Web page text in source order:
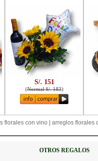
S/. 151
(Normal S/. 183)
florales con vino | arreglos
OTROS REGALOS